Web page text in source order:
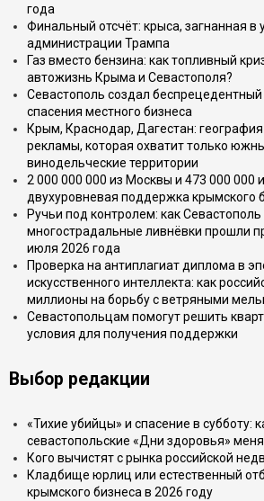
года
Финальный отсчёт: крыса, загнанная в
администрации Трампа
Газ вместо бензина: как топливный
автожизнь Крыма и Севастополя?
Севастополь создал
спасения местного бизнеса
Крым, Краснодар, Дагестан:
рекламы, которая охватит только
винодельческие территории
2 000 000 000 из Москвы и 473 000 000
двухуровневая поддержка крымского
Ручьи под контролем: как Севастополь
многострадальные ливнёвки прошли
июля 2026 года
Проверка на антиплагиат диплома в
искусственного интеллекта: как
миллионы на борьбу с ветряными
Севастопольцам помогут решить
условия для получения поддержки
Выбор редакции
«Тихие убийцы» и спасение в субботу:
севастопольские «Дни здоровья»
Кого вычистят с рынка российской
Кладбище юрлиц или естественный
крымского бизнеса в 2026 году